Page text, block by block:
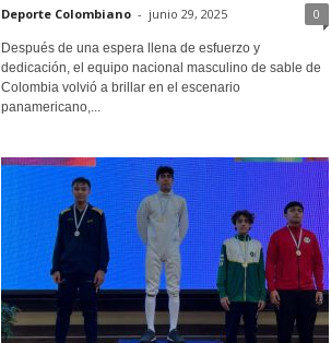
Deporte Colombiano - junio 29, 2025 0
Después de una espera llena de esfuerzo y
dedicación, el equipo nacional masculino de sable de
Colombia volvió a brillar en el escenario
panamericano,...